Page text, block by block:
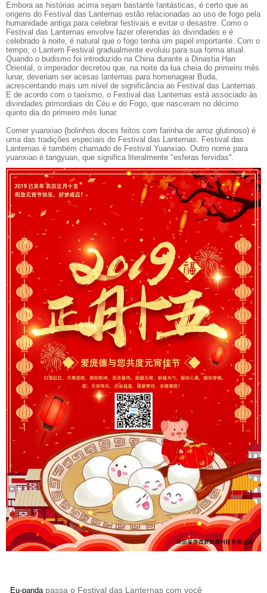
Embora as histórias acima sejam bastante fantásticas, é certo que as
origens do Festival das Lanternas estão relacionadas ao uso de fogo pela
humanidade antiga para celebrar festivais e evitar o desastre. Como o
Festival das Lanternas envolve fazer oferendas às divindades e é
celebrado à noite, é natural que o fogo tenha um papel importante. Com o
tempo, o Lantern Festival gradualmente evoluiu para sua forma atual.
Quando o budismo foi introduzido na China durante a Dinastia Han
Oriental, o imperador decretou que, na noite da lua cheia do primeiro mês
lunar, deveriam ser acesas lanternas para homenagear Buda,
acrescentando mais um nível de significância ao Festival das Lanternas.
E de acordo com o taoísmo, o Festival das Lanternas está associado às
divindades primordiais do Céu e do Fogo, que nasceram no décimo
quinto dia do primeiro mês lunar.
Comer yuanxiao (bolinhos doces feitos com farinha de arroz glutinoso) é
uma das tradições especiais do Festival das Lanternas. Festival das
Lanternas é também chamado de Festival Yuanxiao. Outro nome para
yuanxiao é tangyuan, que significa literalmente "esferas fervidas".
Eu-panda passa o Festival das Lanternas com você